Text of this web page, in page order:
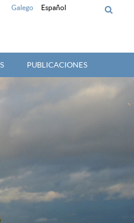
Galego Español
PUBLICACIONES